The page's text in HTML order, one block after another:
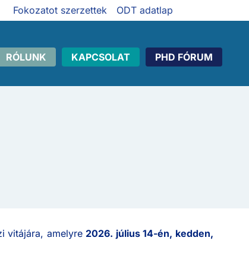
Fokozatot szerzettek ODT adatlap
RÓLUNK KAPCSOLAT PHD FÓRUM
vitájára, amelyre 2026. július 14-én, kedden,